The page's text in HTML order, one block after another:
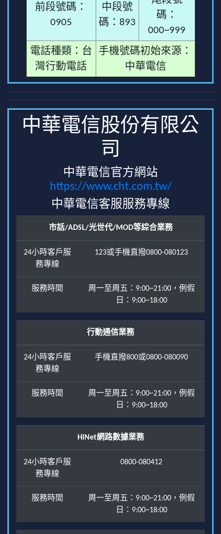
前段號碼：
0905
中段號
碼：893
碼：
000~999
電話種類：台
灣行動電話
手機號碼初始來源：
中華電信
中華電信股份有限公
司
中華電信官方網站
https://www.cht.com.tw/
中華電信客服服務專線
市話/ADSL/光世代/MOD等綜合業務
24小時客戶服
務專線
123或手機直撥0800-080123
服務時間
周一至周五：9:00~21:00，例假
日：9:00~18:00
行動通信業務
24小時客戶服
務專線
手機直撥800或0800-080090
服務時間
周一至周五：9:00~21:00，例假
日：9:00~18:00
HiNet網路數據業務
24小時客戶服
務專線
0800-080412
服務時間
周一至周五：9:00~21:00，例假
日：9:00~18:00